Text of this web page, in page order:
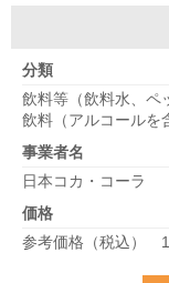
分類
飲料等（飲料水、ペ
飲料（アルコールを
事業者名
日本コカ・コーラ
価格
参考価格（税込）